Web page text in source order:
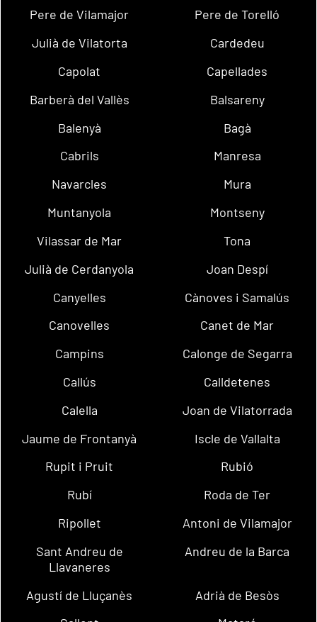
Pere de Vilamajor
Pere de Torelló
Julià de Vilatorta
Cardedeu
Capolat
Capellades
Barberà del Vallès
Balsareny
Balenyà
Bagà
Cabrils
Manresa
Navarcles
Mura
Muntanyola
Montseny
Vilassar de Mar
Tona
Julià de Cerdanyola
Joan Despí
Canyelles
Cànoves i Samalús
Canovelles
Canet de Mar
Campins
Calonge de Segarra
Callús
Calldetenes
Calella
Joan de Vilatorrada
Jaume de Frontanyà
Iscle de Vallalta
Rupit i Pruit
Rubió
Rubí
Roda de Ter
Ripollet
Antoni de Vilamajor
Sant Andreu de
Llavaneres
Andreu de la Barca
Agustí de Lluçanès
Adrià de Besòs